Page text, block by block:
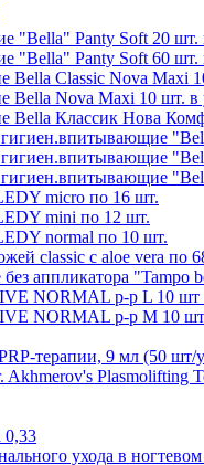
"Bella" Panty Soft 20 шт.
"Bella" Panty Soft 60 шт.
Classic Nova Maxi
Bella Nova Maxi 10 шт. в
Bella Классик Нова
micro по 16 шт.
mini по 12 шт.
normal по 10 шт.
classic c aloe vera по
аппликатора "Tampo
NORMAL р-р L 10 шт
NORMAL р-р М 10
терапии, 9 мл (50 шт/
Plasmolifting
0,33
ухода в ногтевом